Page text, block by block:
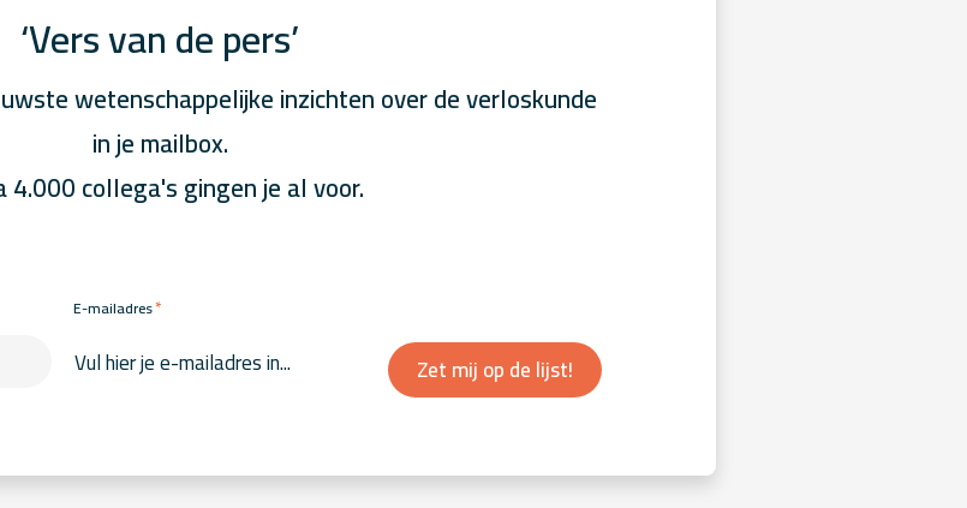
‘Vers van de pers’
wetenschappelijke inzichten over de verloskunde
in je mailbox.
4.000 collega's gingen je al voor.
E-mailadres*
Zet mij op de lijst!